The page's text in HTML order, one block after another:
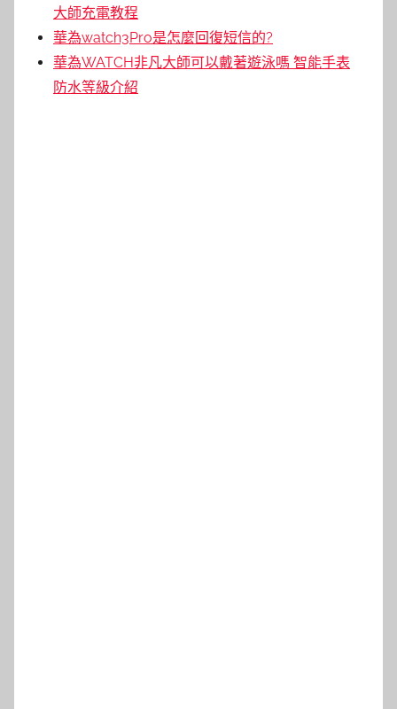
大師充電教程
華為watch3Pro是怎麼回復短信的?
華為WATCH非凡大師可以戴著遊泳嗎 智能手表
防水等級介紹